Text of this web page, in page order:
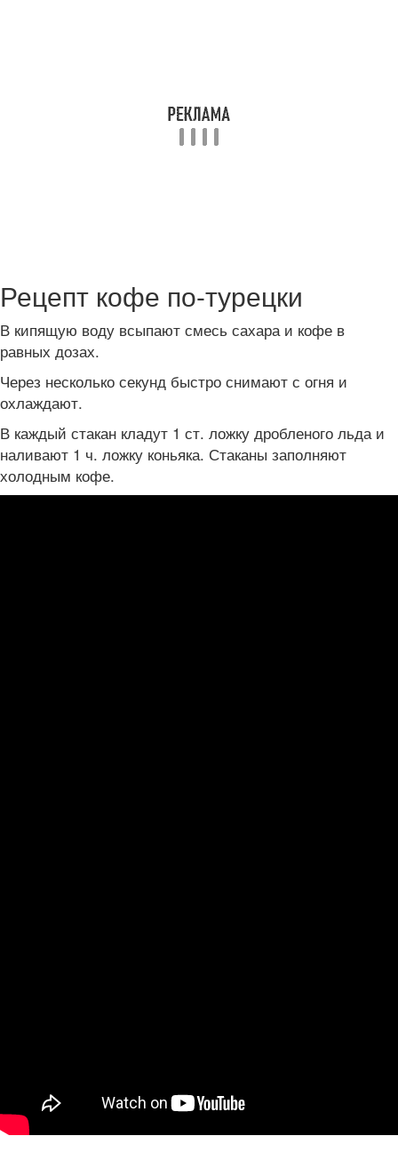
Рецепт кофе по-турецки
В кипящую воду всыпают смесь сахара и кофе в
равных дозах.
Через несколько секунд быстро снимают с огня и
охлаждают.
В каждый стакан кладут 1 ст. ложку дробленого льда и
наливают 1 ч. ложку коньяка. Стаканы заполняют
холодным кофе.